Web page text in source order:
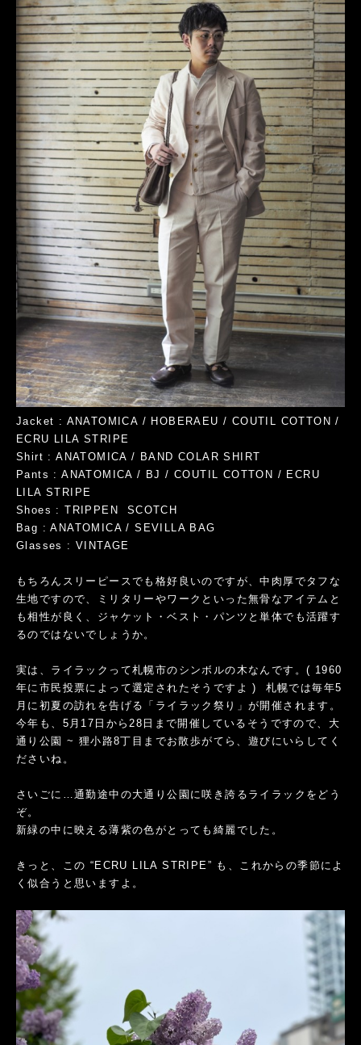
Jacket : ANATOMICA / HOBERAEU / COUTIL COTTON /
ECRU LILA STRIPE
Shirt : ANATOMICA / BAND COLAR SHIRT
Pants : ANATOMICA / BJ / COUTIL COTTON / ECRU
LILA STRIPE
Shoes : TRIPPEN SCOTCH
Bag : ANATOMICA / SEVILLA BAG
Glasses : VINTAGE
もちろんスリーピースでも格好良いのですが、中肉厚でタフな
生地ですので、ミリタリーやワークといった無骨なアイテムと
も相性が良く、ジャケット・ベスト・パンツと単体でも活躍す
るのではないでしょうか。
実は、ライラックって札幌市のシンボルの木なんです。( 1960
年に市民投票によって選定されたそうですよ ) 札幌では毎年5
月に初夏の訪れを告げる「ライラック祭り」が開催されます。
今年も、5月17日から28日まで開催しているそうですので、大
通り公園 ~ 狸小路8丁目までお散歩がてら、遊びにいらしてく
ださいね。
さいごに…通勤途中の大通り公園に咲き誇るライラックをどう
ぞ。
新緑の中に映える薄紫の色がとっても綺麗でした。
きっと、この “ECRU LILA STRIPE” も、これからの季節によ
く似合うと思いますよ。